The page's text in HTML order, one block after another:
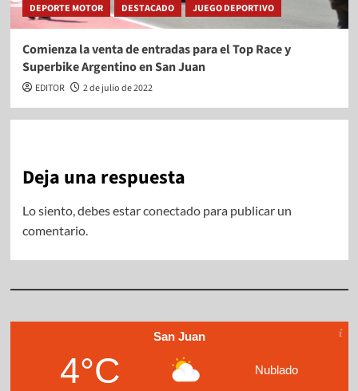
DEPORTE MOTOR DESTACADO JUEGO DEPORTIVO
Comienza la venta de entradas para el Top Race y
Superbike Argentino en San Juan
EDITOR 2 de julio de 2022
Deja una respuesta
Lo siento, debes estarconectadopara publicar un
comentario.
San Juan
4°C Nublado